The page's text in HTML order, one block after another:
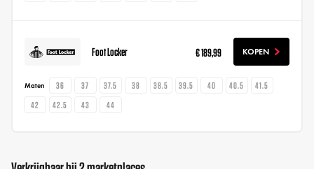
Foot Locker € 189,99 KOPEN
Maten 36 37 37.5 38 38.5 39.5 40 40.5
41.5
42
42.5 43 44